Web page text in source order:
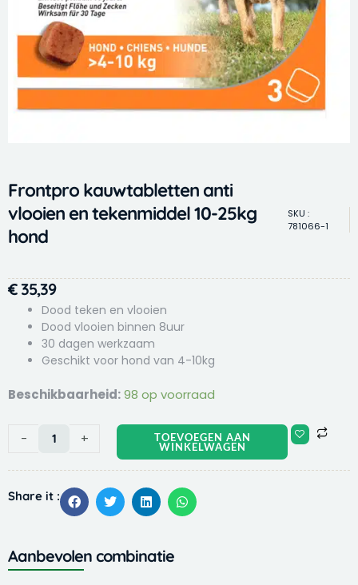
Frontpro kauwtabletten anti
vlooien en tekenmiddel 10-25kg
hond
SKU :
781066-1
€35,39
Dood teken en vlooien
Dood vlooien binnen 8uur
30 dagen werkzaam
Geschikt voor hond van 4-10kg
Beschikbaarheid:98 op voorraad
-
Frontpro
10-
aantal
+ TOEVOEGEN AAN
WINKELWAGEN
Share it :
Aanbevolen combinatie